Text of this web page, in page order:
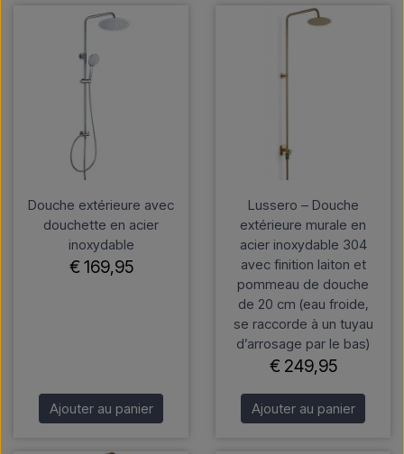
Douche extérieure avec
douchette en acier
inoxydable
€ 169,95
Ajouter au panier
Lussero – Douche
extérieure murale en
acier inoxydable 304
avec finition laiton et
pommeau de douche
de 20 cm (eau froide,
se raccorde à un tuyau
d’arrosage par le bas)
€ 249,95
Ajouter au panier